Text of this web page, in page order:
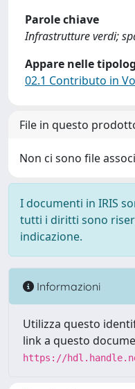
Parole chiave
Infrastrutture verdi;
Appare nelle
02.1 Contributo in
File in questo
Non ci sono file
I documenti in IRIS
tutti i diritti sono
indicazione.
Informazioni
Utilizza questo
link a questo
https://